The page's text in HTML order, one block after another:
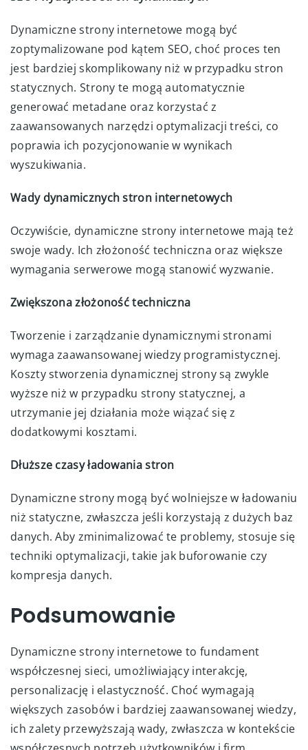
Dynamiczne strony internetowe mogą być
zoptymalizowane pod kątem SEO, choć proces ten
jest bardziej skomplikowany niż w przypadku stron
statycznych. Strony te mogą automatycznie
generować metadane oraz korzystać z
zaawansowanych narzędzi optymalizacji treści, co
poprawia ich pozycjonowanie w wynikach
wyszukiwania.
Wady dynamicznych stron internetowych
Oczywiście, dynamiczne strony internetowe mają też
swoje wady. Ich złożoność techniczna oraz większe
wymagania serwerowe mogą stanowić wyzwanie.
Zwiększona złożoność techniczna
Tworzenie i zarządzanie dynamicznymi stronami
wymaga zaawansowanej wiedzy programistycznej.
Koszty stworzenia dynamicznej strony są zwykle
wyższe niż w przypadku strony statycznej, a
utrzymanie jej działania może wiązać się z
dodatkowymi kosztami.
Dłuższe czasy ładowania stron
Dynamiczne strony mogą być wolniejsze w ładowaniu
niż statyczne, zwłaszcza jeśli korzystają z dużych baz
danych. Aby zminimalizować te problemy, stosuje się
techniki optymalizacji, takie jak buforowanie czy
kompresja danych.
Podsumowanie
Dynamiczne strony internetowe to fundament
współczesnej sieci, umożliwiający interakcję,
personalizację i elastyczność. Choć wymagają
większych zasobów i bardziej zaawansowanej wiedzy,
ich zalety przewyższają wady, zwłaszcza w kontekście